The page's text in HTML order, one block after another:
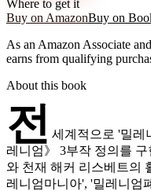
Where to get it
Buy on AmazonBuy on
As an Amazon Associate
earns from qualifying
About this book
전 세계적으로 '밀레
레니엄》 3부작 정의를
와 천재 해커 리스베트의
레니엄마니아', '밀레니엄